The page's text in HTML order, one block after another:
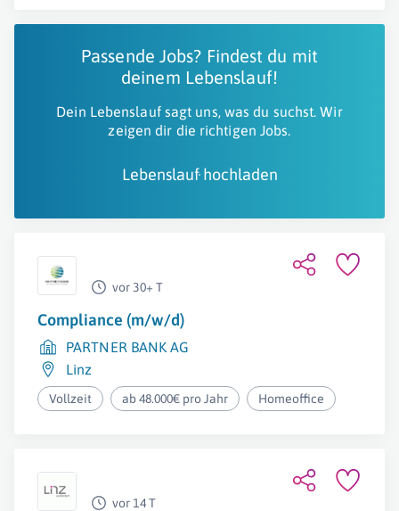
Passende Jobs? Findest du mit
deinem Lebenslauf!
Dein Lebenslauf sagt uns, was du suchst. Wir
zeigen dir die richtigen Jobs.
Lebenslauf hochladen
vor 30+ T
Compliance (m/w/d)
PARTNER BANK AG
Linz
Vollzeit ab 48.000€ pro Jahr Homeoffice
vor 14 T